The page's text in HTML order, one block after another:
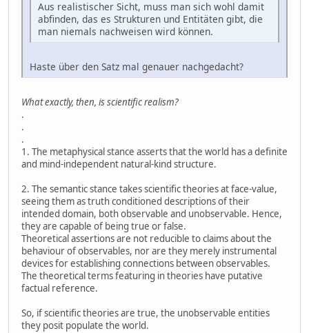
Aus realistischer Sicht, muss man sich wohl damit
abfinden, das es Strukturen und Entitäten gibt, die
man niemals nachweisen wird können.
Haste über den Satz mal genauer nachgedacht?
What exactly, then, is scientific realism?
.
.
.
1. The metaphysical stance asserts that the world has a definite
and mind-independent natural-kind structure.
2. The semantic stance takes scientific theories at face-value,
seeing them as truth conditioned descriptions of their
intended domain, both observable and unobservable. Hence,
they are capable of being true or false.
Theoretical assertions are not reducible to claims about the
behaviour of observables, nor are they merely instrumental
devices for establishing connections between observables.
The theoretical terms featuring in theories have putative
factual reference.
So, if scientific theories are true, the unobservable entities
they posit populate the world.